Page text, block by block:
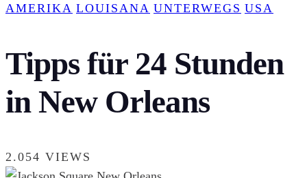
AMERIKA LOUISANA UNTERWEGS USA
Tipps für 24 Stunden
in New Orleans
2.054 VIEWS